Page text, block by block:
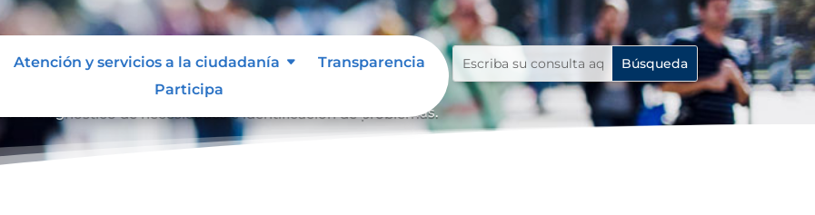
Atención y servicios a la ciudadanía
Transparencia
Participa
el diagnóstico de necesidades e identificación de problemas.